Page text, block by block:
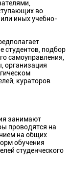
во
иных учебно-
студентов, подбор
самоуправления,
организация
кураторов
занимают
проводятся на
на общих
обучения
студенческого